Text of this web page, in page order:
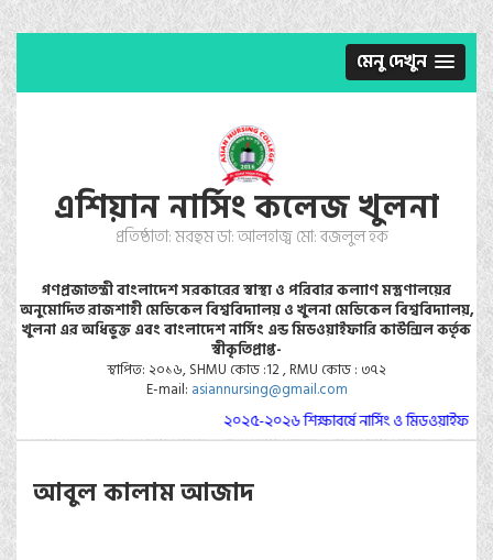
মেনু দেখুন
এশিয়ান নার্সিং কলেজ খুলনা
প্রতিষ্ঠাতা: মরহুম ডা: আলহাজ্ব মো: বজলুল হক
গণপ্রজাতন্ত্রী বাংলাদেশ সরকারের স্বাস্থ্য ও পরিবার কল্যাণ মস্ত্রণালয়ের
অনুমোদিত রাজশাহী মেডিকেল বিশ্ববিদ্যালয় ও খুলনা মেডিকেল বিশ্ববিদ্যালয়,
খুলনা এর অধিভুক্ত এবং বাংলাদেশ নার্সিং এন্ড মিডওয়াইফারি কাউন্সিল কর্তৃক
স্বীকৃতিপ্রাপ্ত-
স্থাপিত: ২০১৬, SHMU কোড :12 , RMU কোড : ৩৭২
E-mail: asiannursing@gmail.com
২০২৫-২০২৬ শিক্ষাবর্ষে নার্সিং ও
আবুল কালাম আজাদ